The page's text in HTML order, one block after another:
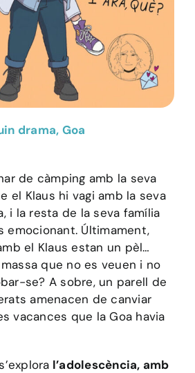
drama, Goa
de càmping amb la seva
el Klaus hi vagi amb la seva
i la resta de la seva família
emocionant. Últimament,
el Klaus estan un pèl…
que no es veuen i no
se? A sobre, un parell de
amenacen de canviar
vacances que la Goa havia
l’adolescència, amb